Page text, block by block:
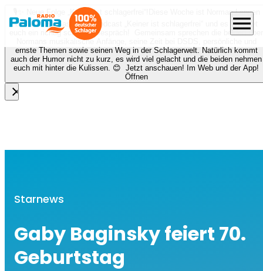
🎙️✨ Neue Folge „Keiner ist schlagerfrei“!
Diese Woche ist Norman Langen
bei Nora zu Gast beim Podcast „Keiner ist schlagerfrei“ und es erwartet
euch ein richtig schönes Gespräch! Gemeinsam sprechen die beiden über
Normans musikalische Anfänge, seine Zeit bei DSDS, persönliche und
ernste Themen sowie seinen Weg in der Schlagerwelt. Natürlich kommt
auch der Humor nicht zu kurz, es wird viel gelacht und die beiden nehmen
euch mit hinter die Kulissen. 😊 Jetzt anschauen! Im Web und der App!
Öffnen
close
menu
Starnews
Gaby Baginsky feiert 70.
Geburtstag